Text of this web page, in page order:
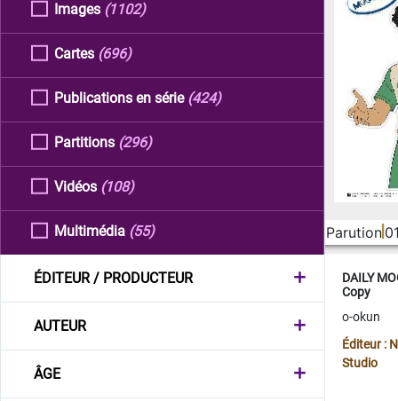
Images (1102)
Cartes (696)
Publications en série (424)
Partitions (296)
Vidéos (108)
Multimédia (55)
ÉDITEUR / PRODUCTEUR
AUTEUR
ÂGE
Parution
DAILY
Copy
o-okun
Éditeur :
Studio